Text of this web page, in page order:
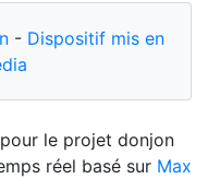
- Dispositif mis en
le projet donjon
réel basé sur Max